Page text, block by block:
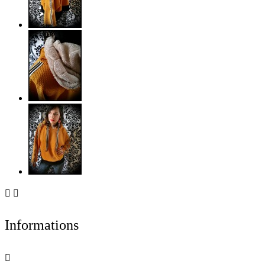
 
Informations
